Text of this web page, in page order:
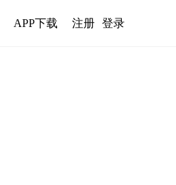
APP下载 注册 登录